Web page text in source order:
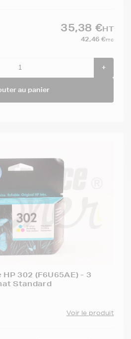
35,38 €HT
42,46 €TTC
+
au panier
302 (F6U65AE) - 3
Standard
Voir le produit